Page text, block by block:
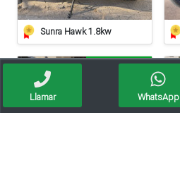
Sunra Hawk 1.8kw
Oportunidad
Llamar WhatsApp